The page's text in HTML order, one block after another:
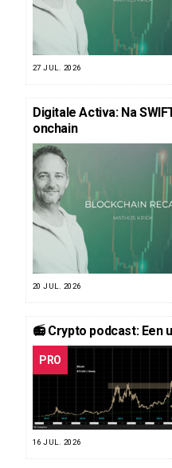
27 JUL. 2026
Digitale Activa: Na
onchain
20 JUL. 2026
📻 Crypto podcast: Een
PRO
16 JUL. 2026